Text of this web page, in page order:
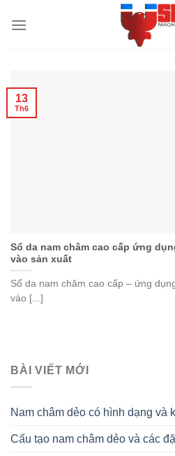
Sổ da nam châm cao cấp ứng
vào sản xuất
Sổ da nam châm cao cấp – ứng
vào [...]
13
Th6
BÀI VIẾT MỚI
Nam châm dẻo có hình dạng và
Cấu tạo nam châm dẻo và các